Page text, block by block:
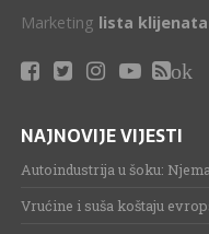
Marketing lista klijenata
ok
NAJNOVIJE VIJESTI
Autoindustrija u šoku:
Vrućine i suša koštaju